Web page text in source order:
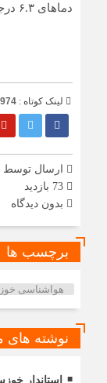
دما‌های ۶.۳ درجه و ۲۱.۴ درجه سانتی گراد در نوسان بود
لینک کوتاه :
ارسال توسط
بدون دیدگاه
برچسب ها
هواشناسی
نوشته های
استاندار